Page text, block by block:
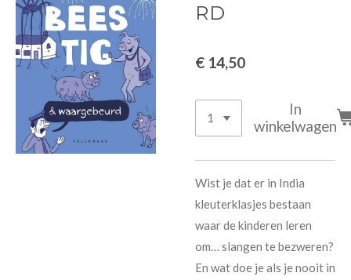
RD
€ 14,50
In
winkelwagen
Wist je dat er in India
kleuterklasjes bestaan
waar de kinderen leren
om… slangen te bezweren?
En wat doe je als je nooit in